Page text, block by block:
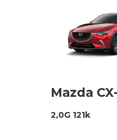
Mazda
2,0G 121k